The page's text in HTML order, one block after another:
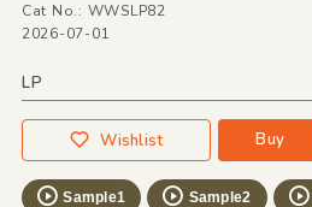
Cat No.: WWSLP82
2026-07-01
LP
Wishlist Buy
Sample1 Sample2